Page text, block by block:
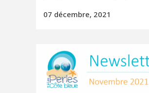
07 décembre, 2021